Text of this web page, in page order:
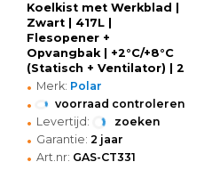
Koelkist met Werkblad |
Zwart | 417L |
Flesopener +
Opvangbak | +2°C/+8°C
(Statisch + Ventilator) | 2
Schuifdeksels (Dicht) |
1255x687x888(h)mm
• Merk: Polar
• voorraad controleren
• Levertijd: zoeken
• Garantie: 2 jaar
• Art.nr: GAS-CT331